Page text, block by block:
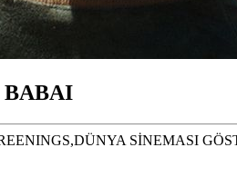
BABAI
SİNEMASI